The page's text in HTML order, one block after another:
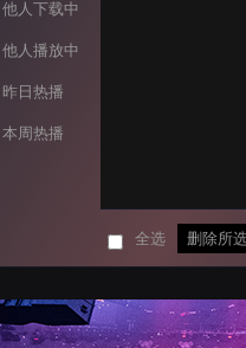
他人下载中
他人播放中
昨日热播
本周热播
全选 删除所